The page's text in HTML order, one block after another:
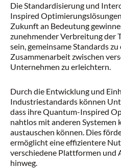
Die Standardisierung und
Inspired
Zukunft an Bedeutung
zunehmender Verbreitung der
sein, gemeinsame Standards
Zusammenarbeit zwischen
Unternehmen zu erleichtern.
Durch die Entwicklung und
Industriestandards können
dass ihre Quantum-Inspired
nahtlos mit anderen Systemen
austauschen können. Dies
ermöglicht eine effizientere
verschiedene Plattformen und
hinweg.